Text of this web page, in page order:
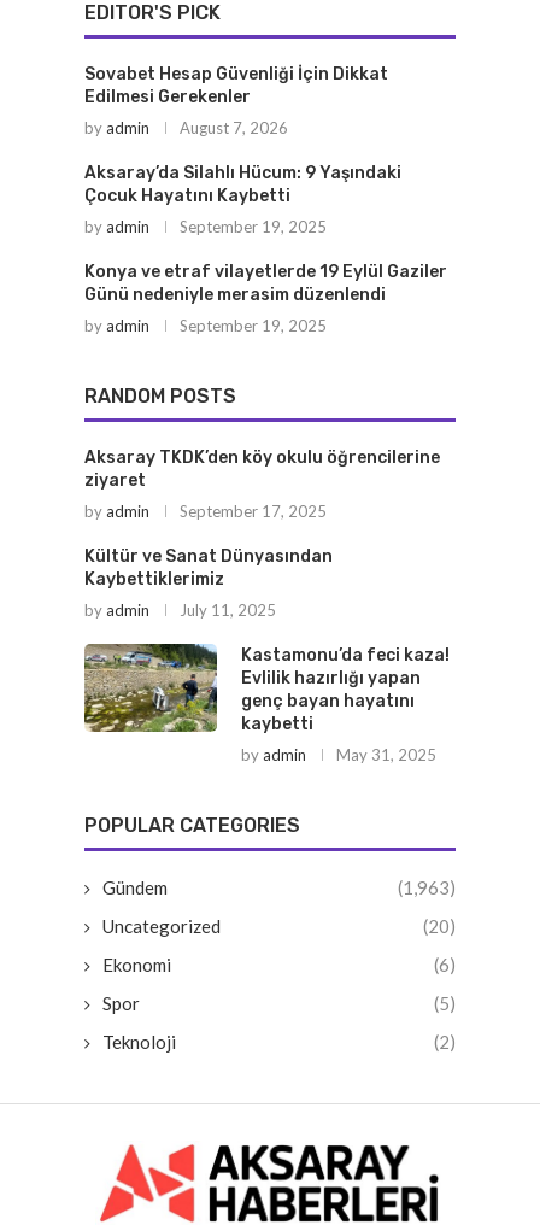
EDITOR'S PICK
Sovabet Hesap Güvenliği İçin Dikkat
Edilmesi Gerekenler
byadmin August 7, 2026
Aksaray’da Silahlı Hücum: 9 Yaşındaki
Çocuk Hayatını Kaybetti
byadmin September 19, 2025
Konya ve etraf vilayetlerde 19 Eylül Gaziler
Günü nedeniyle merasim düzenlendi
byadmin September 19, 2025
RANDOM POSTS
Aksaray TKDK’den köy okulu öğrencilerine
ziyaret
byadmin September 17, 2025
Kültür ve Sanat Dünyasından
Kaybettiklerimiz
byadmin July 11, 2025
Kastamonu’da feci kaza!
Evlilik hazırlığı yapan
genç bayan hayatını
kaybetti
byadmin May 31, 2025
POPULAR CATEGORIES
Gündem
(1,963)
Uncategorized
(20)
Ekonomi
(6)
Spor
(5)
Teknoloji
(2)